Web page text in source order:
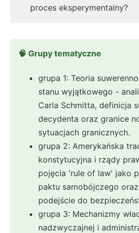
proces eksperymentalny?
🧠 Grupy tematyczne
grupa 1: Teoria
stanu wyjątkowego -
Carla Schmitta, definicja
decydenta oraz granice
sytuacjach granicznych.
grupa 2: Amerykańska
konstytucyjna i rządy
pojęcia 'rule of law' jako
paktu samobójczego
podejście do
grupa 3: Mechanizmy
nadzwyczajnej i